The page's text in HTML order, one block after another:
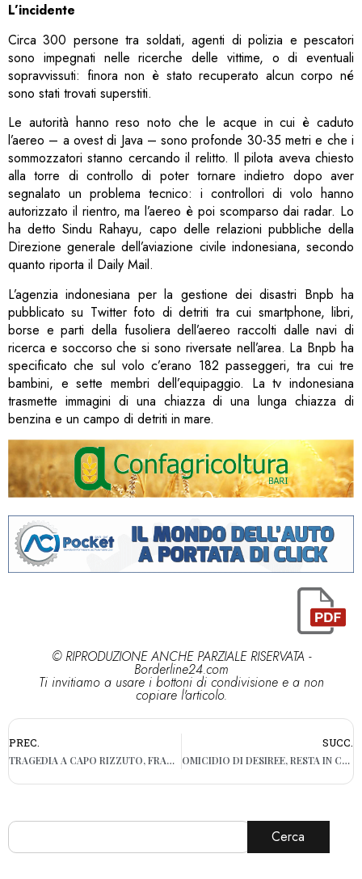
L’incidente
Circa 300 persone tra soldati, agenti di polizia e pescatori
sono impegnati nelle ricerche delle vittime, o di eventuali
sopravvissuti: finora non è stato recuperato alcun corpo né
sono stati trovati superstiti.
Le autorità hanno reso noto che le acque in cui è caduto
l’aereo – a ovest di Java – sono profonde 30-35 metri e che i
sommozzatori stanno cercando il relitto. Il pilota aveva chiesto
alla torre di controllo di poter tornare indietro dopo aver
segnalato un problema tecnico: i controllori di volo hanno
autorizzato il rientro, ma l’aereo è poi scomparso dai radar. Lo
ha detto Sindu Rahayu, capo delle relazioni pubbliche della
Direzione generale dell’aviazione civile indonesiana, secondo
quanto riporta il Daily Mail.
L’agenzia indonesiana per la gestione dei disastri Bnpb ha
pubblicato su Twitter foto di detriti tra cui smartphone, libri,
borse e parti della fusoliera dell’aereo raccolti dalle navi di
ricerca e soccorso che si sono riversate nell’area. La Bnpb ha
specificato che sul volo c’erano 182 passeggeri, tra cui tre
bambini, e sette membri dell’equipaggio. La tv indonesiana
trasmette immagini di una chiazza di una lunga chiazza di
benzina e un campo di detriti in mare.
© RIPRODUZIONE ANCHE PARZIALE RISERVATA -
Borderline24.com
Ti invitiamo a usare i bottoni di condivisione e a non
copiare l'articolo.
PREC.
TRAGEDIA A CAPO RIZZUTO, FRANA TRAVOLGE OPERAI E IMPRENDITORE: QUATTRO MORTI
SUCC.
OMICIDIO DI DESIREE, RESTA IN CARCERE YUSIF SALIA, ARRESTATO A FOGGIA E ACCUSATO, INSIEME AD ALTRI TRE, DI AVER UCCISO LA 16ENNE
Cerca